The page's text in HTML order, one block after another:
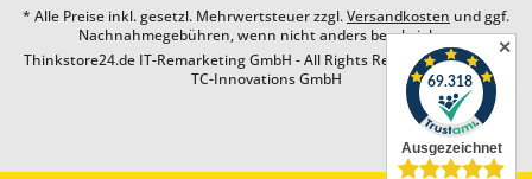
* Alle Preise inkl. gesetzl. Mehrwertsteuer zzgl.Versandkosten und ggf.
Nachnahmegebühren, wenn nicht anders beschrieben
Thinkstore24.de IT-Remarketing GmbH - All Rights Reserved. Design by
TC-Innovations GmbH
✕